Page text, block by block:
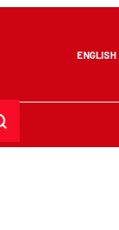
ENGLISH